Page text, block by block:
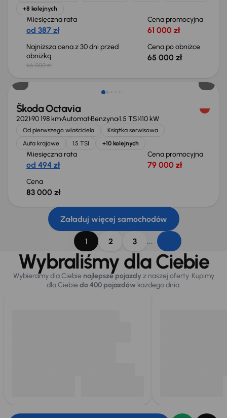
+8 kolejnych
Miesięczna rata
od 387 zł
Cena promocyjna
61 000 zł
Najniższa cena z 30 dni przed
obniżką
66 000 zł
Cena po obniżce
65 000 zł
Świeżo skupione
Škoda Octavia
202190 198 kmAutomatBenzyna1.5 TSI110 kW
Od pierwszego właściciela
Książka serwisowa
Auta krajowe
1.5 TSI +10 kolejnych
Miesięczna rata
od 494 zł
Cena promocyjna
79 000 zł
Cena
83 000 zł
Załaduj więcej samochodów
1 2 3 ...
Wybraliśmy dla Ciebie
Wybieramy dla Ciebie najlepsze pojazdy z naszej oferty. Kupimy
dla Ciebiedo 400 pojazdówkażdego dnia.